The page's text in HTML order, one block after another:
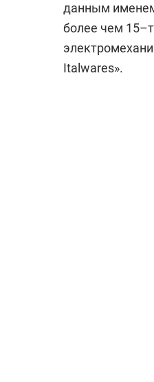
данным
более чем
Italwares».